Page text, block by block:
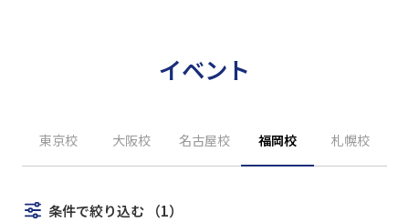
イベント
東京校 大阪校 名古屋校 福岡校 札幌校
条件で絞り込む （1）